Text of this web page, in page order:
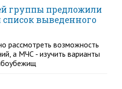
группы предложили
выведенного
рассмотреть возможность
а МЧС - изучить варианты